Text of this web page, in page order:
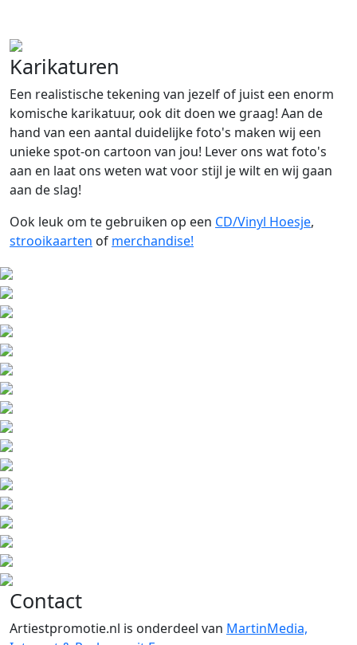
Karikaturen
Een realistische tekening van jezelf of juist een enorm
komische karikatuur, ook dit doen we graag! Aan de
hand van een aantal duidelijke foto's maken wij een
unieke spot-on cartoon van jou! Lever ons wat foto's
aan en laat ons weten wat voor stijl je wilt en wij gaan
aan de slag!
Ook leuk om te gebruiken op een CD/Vinyl Hoesje,
strooikaarten of merchandise!
Contact
Artiestpromotie.nl is onderdeel van MartinMedia,